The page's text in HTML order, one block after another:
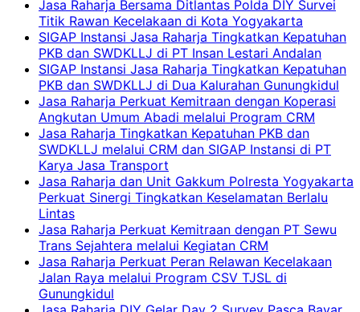
Jasa Raharja Bersama Ditlantas Polda DIY Survei
Titik Rawan Kecelakaan di Kota Yogyakarta
SIGAP Instansi Jasa Raharja Tingkatkan Kepatuhan
PKB dan SWDKLLJ di PT Insan Lestari Andalan
SIGAP Instansi Jasa Raharja Tingkatkan Kepatuhan
PKB dan SWDKLLJ di Dua Kalurahan Gunungkidul
Jasa Raharja Perkuat Kemitraan dengan Koperasi
Angkutan Umum Abadi melalui Program CRM
Jasa Raharja Tingkatkan Kepatuhan PKB dan
SWDKLLJ melalui CRM dan SIGAP Instansi di PT
Karya Jasa Transport
Jasa Raharja dan Unit Gakkum Polresta Yogyakarta
Perkuat Sinergi Tingkatkan Keselamatan Berlalu
Lintas
Jasa Raharja Perkuat Kemitraan dengan PT Sewu
Trans Sejahtera melalui Kegiatan CRM
Jasa Raharja Perkuat Peran Relawan Kecelakaan
Jalan Raya melalui Program CSV TJSL di
Gunungkidul